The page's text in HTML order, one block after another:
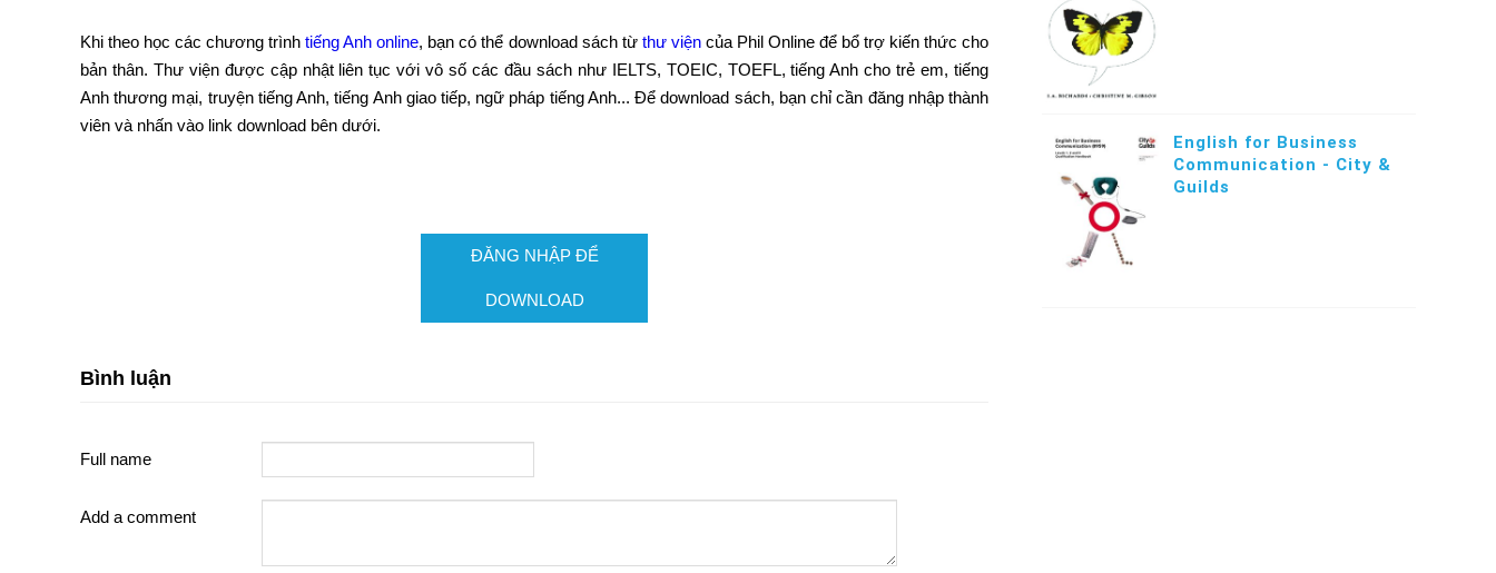
English for Business
Communication - City &
Guilds
Khi theo học các chương trìnhtiếng Anh online, bạn có thể download sách từ thư việncủa Phil Online để bổ trợ kiến thức cho
bản thân. Thư viện được cập nhật liên tục với vô số các đầu sách như IELTS, TOEIC, TOEFL, tiếng Anh cho trẻ em, tiếng
Anh thương mại, truyện tiếng Anh, tiếng Anh giao tiếp, ngữ pháp tiếng Anh... Để download sách, bạn chỉ cần đăng nhập thành
viên và nhấn vào link download bên dưới.
ĐĂNG NHẬP ĐỂ
DOWNLOAD
Bình luận
Full name
Add a comment